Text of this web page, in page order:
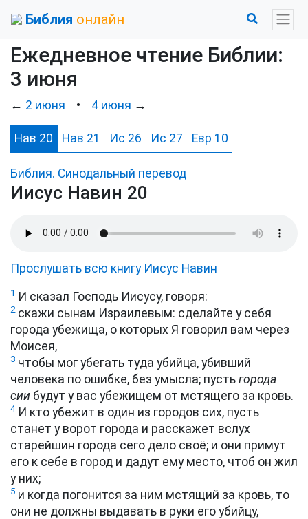
Библия онлайн
Ежедневное чтение Библии:
3 июня
← 2 июня • 4 июня →
Нав 20 Нав 21 Ис 26 Ис 27 Евр 10
Библия. Синодальный перевод
Иисус Навин 20
Прослушать всю книгу Иисус Навин
1 И сказал Господь Иисусу, говоря:
2скажи сынам Израилевым: сделайте у себя
города убежища, о которых Я говорил вам через
Моисея,
3 чтобы мог убегать туда убийца, убивший
человека по ошибке, без умысла; пусть города
сии будут у вас убежищем от мстящего за кровь.
4И кто убежит в один из городов сих, пусть
станет у ворот города и расскажет вслух
старейшин города сего дело своё; и они примут
его к себе в город и дадут ему место, чтоб он жил
у них;
5 и когда погонится за ним мстящий за кровь, то
они не должны выдавать в руки его убийцу,